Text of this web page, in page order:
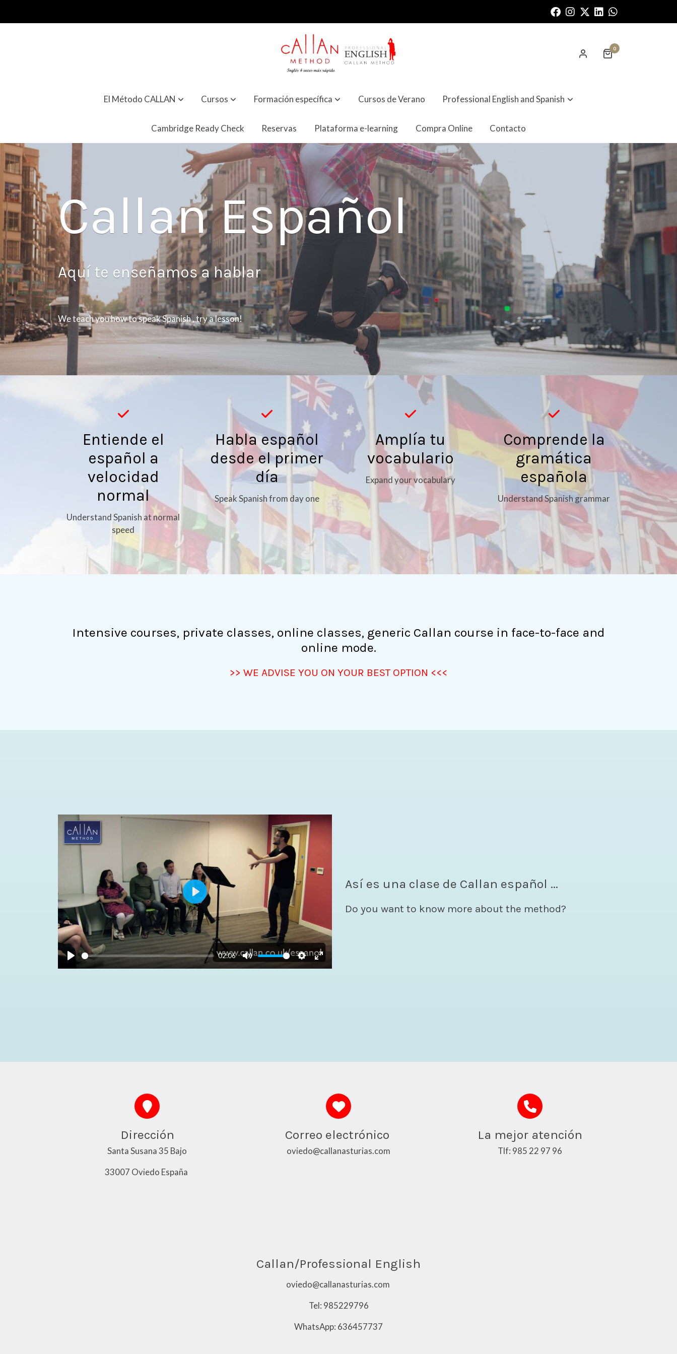
0
El Método CALLAN Cursos Formación específica Cursos de Verano Professional English and Spanish
Cambridge Ready Check Reservas Plataforma e-learning Compra Online Contacto
Callan Español
Aquí te enseñamos a hablar
We teach you how to speak Spanish , try a lesson!
Entiende el
español a
velocidad
normal
Understand Spanish at normal
speed
Habla español
desde el primer
día
Speak Spanish from day one
Amplía tu
vocabulario
Expand your vocabulary
Comprende la
gramática
española
Understand Spanish grammar
Intensive courses, private classes, online classes, generic Callan course in face-to-face and
online mode.
>> WE ADVISE YOU ON YOUR BEST OPTION <<<
Play
02:06
Mute Settings
Enter
Play
Así es una clase de Callan español ...
Do you want to know more about the method?
Dirección
Santa Susana 35 Bajo
33007 Oviedo España
Correo electrónico
oviedo@callanasturias.com
La mejor atención
Tlf: 985 22 97 96
Callan/Professional English
oviedo@callanasturias.com
Tel: 985229796
WhatsApp: 636457737